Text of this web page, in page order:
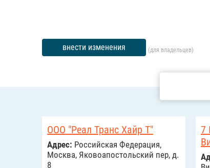
внести изменения (для владельцев)
OOO "Реал Транс Хайр Т"
Адрес: Российcкая Федерация,
Москва, Яковоапостольский пер, д.
8
7